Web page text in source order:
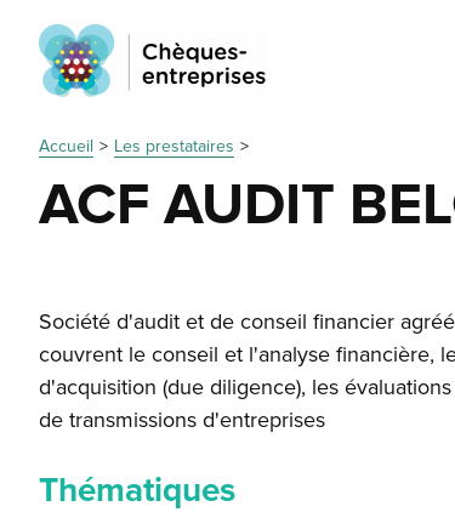
Accueil Les prestataires
ACF AUDIT
Société d'audit et de conseil financier
couvrent le conseil et l'analyse financière,
d'acquisition (due diligence), les
de transmissions d'entreprises
Thématiques